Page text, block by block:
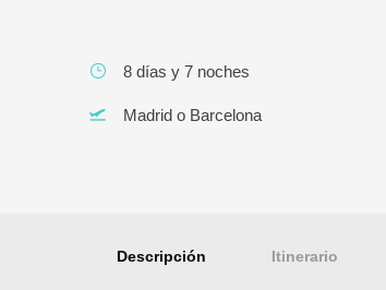
8 días y 7 noches
Madrid o Barcelona
Descripción Itinerario